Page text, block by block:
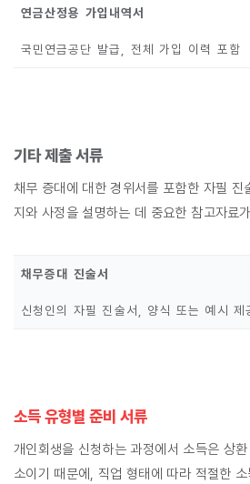
연금산정용 가입내역서
국민연금공단 발급, 전체 가입 이력 포함
기타 제출 서류
채무 증대에 대한 경위서를 포함한 자필 진
지와 사정을 설명하는 데 중요한 참고자료
채무증대 진술서
신청인의 자필 진술서, 양식 또는 예시 제
소득 유형별 준비 서류
개인회생을 신청하는 과정에서 소득은 상
소이기 때문에, 직업 형태에 따라 적절한